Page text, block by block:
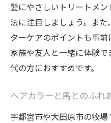
髪・ヘアカラー
果
馬と触れ合いながら
馬と過ごす時間
ヘアカラーを楽
トリートメント
髪にやさしいトリートメ
法に注目しましょう。ま
ターケアのポイントも事前
家族や友人と一緒に体験
代の方におすすめです。
ヘアカラーと馬とのふれ
宇都宮市や大田原市の牧場